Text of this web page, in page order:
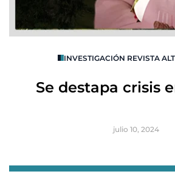
INVESTIGACIÓN REVISTA
Se destapa crisis
julio 10, 2024